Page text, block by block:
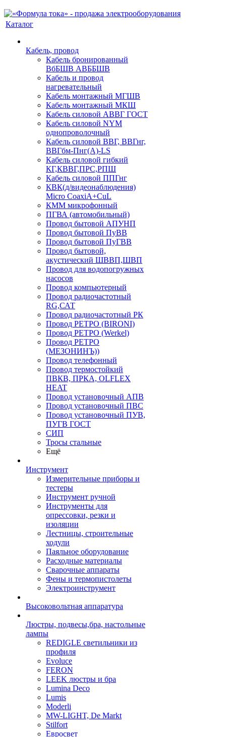
Каталог
Кабель, провод
Кабель бронированный
ВбБШВ АВББШВ
Кабель и провод
нагревательный
Кабель монтажный МГШВ
Кабель монтажный МКШ
Кабель силовой АВВГ ГОСТ
Кабель силовой NYM
однопроволочный
Кабель силовой ВВГ, ВВГнг,
ВВГбм-Пнг(А)-LS
Кабель силовой гибкий
КГ,КВВГ,ПРС,РПШ
Кабель силовой ППГнг
КВК(д/видеонаблюдения)
Micro CoaxiA+CuL
КММ микрофонный
ПГВА (автомобильный)
Провод бытовой АПУНП
Провод бытовой ПуВВ
Провод бытовой ПуГВВ
Провод бытовой,
акустический ШВВП,ШВП
Провод для водопогружных
насосов
Провод компьютерный
Провод радиочастотный
RG,САТ
Провод радиочастотный РК
Провод РЕТРО (BIRONI)
Провод РЕТРО (Werkel)
Провод РЕТРО
(МЕЗОНИНЪ))
Провод телефонный
Провод термостойкий
ПВКВ, ПРКА, OLFLEX
HEAT
Провод установочный АПВ
Провод установочный ПВС
Провод установочный ПУВ,
ПУГВ ГОСТ
СИП
Тросы стальные
Ещё
Инструмент
Измерительные приборы и
тестеры
Инструмент ручной
Инструменты для
опрессовки, резки и
изоляции
Лестницы, строительные
ходули
Паяльное оборудование
Расходные материалы
Сварочные аппараты
Фены и термопистолеты
Электроинструмент
Высоковольтная аппаратура
Люстры, подвесы,бра, настольные
лампы
REDIGLE светильники из
профиля
Evoluce
FERON
LEEK люстры и бра
Lumina Deco
Lumis
Moderli
MW-LIGHT, De Markt
Stilfort
Евросвет